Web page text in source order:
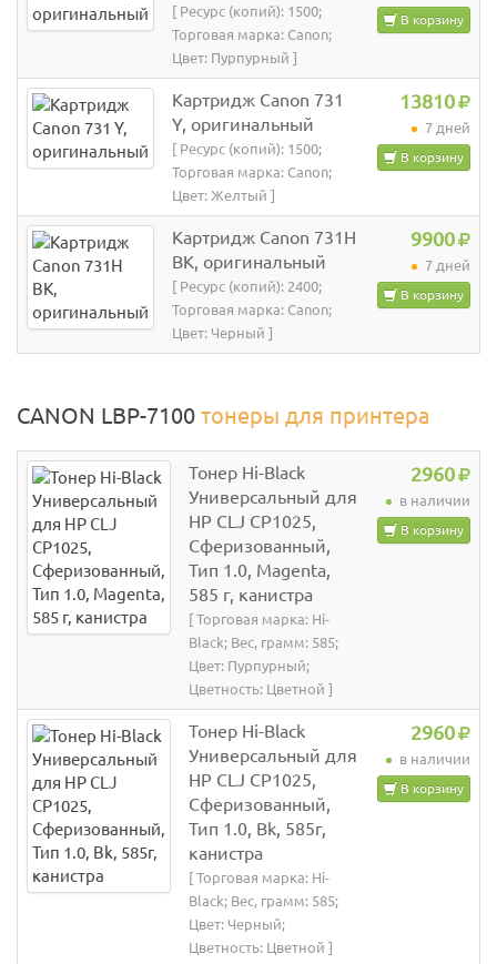
[ Ресурс (копий): 1500;
Торговая марка: Canon;
Цвет: Пурпурный ]
В корзину
Картридж Canon 731
Y, оригинальный
[ Ресурс (копий): 1500;
Торговая марка: Canon;
Цвет: Желтый ]
13810
7 дней
В корзину
Картридж Canon 731H
BK, оригинальный
[ Ресурс (копий): 2400;
Торговая марка: Canon;
Цвет: Черный ]
9900
7 дней
В корзину
CANON LBP-7100 тонеры для принтера
Тонер Hi-Black
Универсальный для
HP CLJ CP1025,
Сферизованный,
Тип 1.0, Magenta,
585 г, канистра
[ Торговая марка: Hi-
Black; Вес, грамм: 585;
Цвет: Пурпурный;
Цветность: Цветной ]
2960
в наличии
В корзину
Тонер Hi-Black
Универсальный для
HP CLJ CP1025,
Сферизованный,
Тип 1.0, Bk, 585г,
канистра
[ Торговая марка: Hi-
Black; Вес, грамм: 585;
Цвет: Черный;
Цветность: Цветной ]
2960
в наличии
В корзину